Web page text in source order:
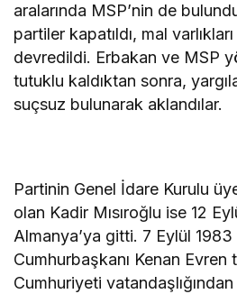
aralarında MSP’nin de
partiler kapatıldı, mal
devredildi. Erbakan ve MSP
tutuklu kaldıktan sonra,
suçsuz bulunarak aklandılar.
Partinin Genel İdare Kurulu
olan Kadir Mısıroğlu ise 12
Almanya’ya gitti. 7 Eylül
Cumhurbaşkanı Kenan Evren
Cumhuriyeti vatandaşlığından